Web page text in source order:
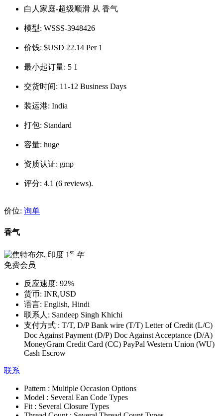
白人家庭-超级顺滑 从 香气
模型: WSSS-3948426
价钱: $USD 22.14 Per 1
最小起订量: 5 1
交货时间: 11-12 Business Days
装运港: India
打包: Standard
容量: huge
资质认证: gmp
评分: 4.1 (6 reviews).
价位: 询单
香气
1 st 年
免费会员
反应速度: 92%
货币: INR,USD
语言: English, Hindi
联系人: Sandeep Singh Khichi
支付方式 : T/T, D/P Bank wire (T/T) Letter of Credit (L/C)
Doc Against Payment (D/P) Doc Against Acceptance (D/A)
MoneyGram Credit Card (CC) PayPal Western Union (WU)
Cash Escrow
联系
Pattern : Multiple Occasion Options
Model : Several Ean Code Types
Fit : Several Closure Types